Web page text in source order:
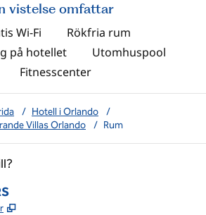
vistelse omfattar
Wi-Fi
Rökfria rum
på hotellet
Utomhuspool
Fitnesscenter
/ Hotell i Orlando
/
Villas Orlando
/ Rum
,